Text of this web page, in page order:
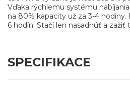
Vďaka rýchlemu systému
na 80% kapacity už za 3-4
6 hodín. Stačí len nasadnúť a zažiť
SPECIFIKACE